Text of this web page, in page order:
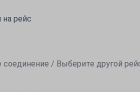
на рейс
/ Выберите другой